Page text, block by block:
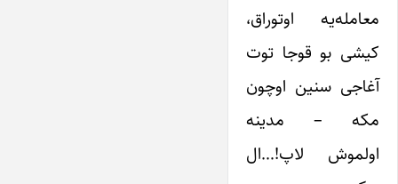
معامله‌یه اوتوراق،
کیشی بو قوجا توت
آغاجی سنین اوچون
مکه – مدینه
اولموش لاپ!…ال